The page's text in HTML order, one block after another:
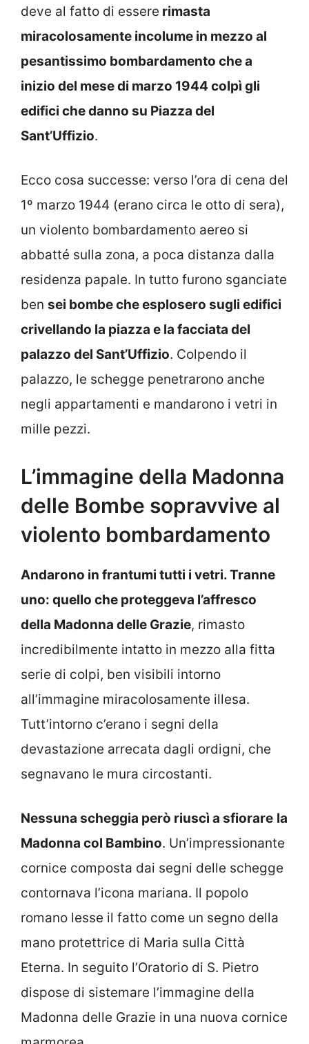
deve al fatto di essere rimasta
miracolosamente incolume in mezzo al
pesantissimo bombardamento che a
inizio del mese di marzo 1944 colpì gli
edifici che danno su Piazza del
Sant’Uffizio.
Ecco cosa successe: verso l’ora di cena del
1º marzo 1944 (erano circa le otto di sera),
un violento bombardamento aereo si
abbatté sulla zona, a poca distanza dalla
residenza papale. In tutto furono sganciate
ben sei bombe che esplosero sugli edifici
crivellando la piazza e la facciata del
palazzo del Sant’Uffizio. Colpendo il
palazzo, le schegge penetrarono anche
negli appartamenti e mandarono i vetri in
mille pezzi.
L’immagine della Madonna
delle Bombe sopravvive al
violento bombardamento
Andarono in frantumi tutti i vetri. Tranne
uno: quello che proteggeva l’affresco
della Madonna delle Grazie, rimasto
incredibilmente intatto in mezzo alla fitta
serie di colpi, ben visibili intorno
all’immagine miracolosamente illesa.
Tutt’intorno c’erano i segni della
devastazione arrecata dagli ordigni, che
segnavano le mura circostanti.
Nessuna scheggia però riuscì a sfiorare la
Madonna col Bambino. Un’impressionante
cornice composta dai segni delle schegge
contornava l’icona mariana. Il popolo
romano lesse il fatto come un segno della
mano protettrice di Maria sulla Città
Eterna. In seguito l’Oratorio di S. Pietro
dispose di sistemare l’immagine della
Madonna delle Grazie in una nuova cornice